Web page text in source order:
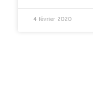
4 février 2020